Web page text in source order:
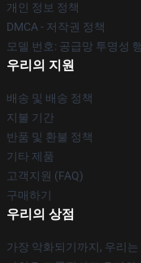
개인 정보 정책
DMCA - 저작권 정책
모델 번호: 공급망 투명성
우리의 지원
배송 및 배송 정책
지불 기간
반품 및 환불 정책
기타 제품
고객지원 (FAQ)
구매하기
우리의 상점
가장 악화되기까지, 우리